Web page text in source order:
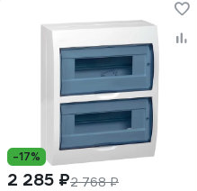
-17%
2 285 ₽2 768 ₽